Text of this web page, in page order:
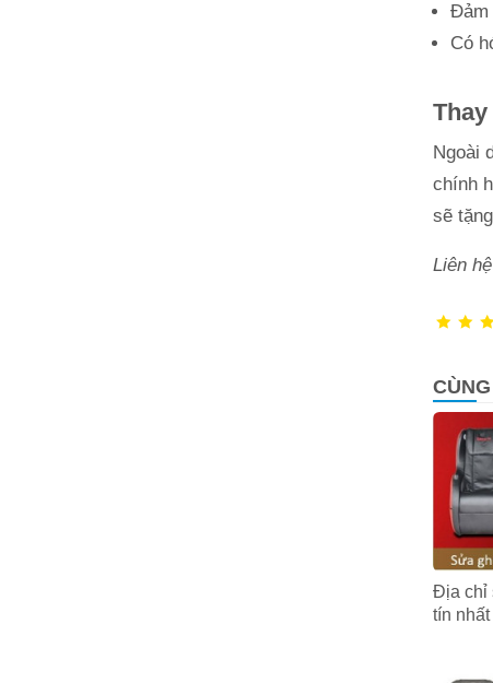
Đảm
Có
Ngoài
chính
sẽ
Liên
Địa chỉ
tín